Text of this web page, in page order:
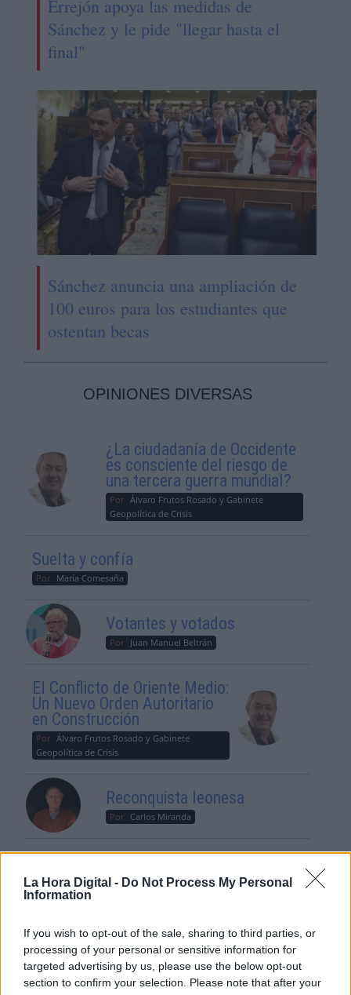
La Hora Digital - Do Not Process My Personal
Information
If you wish to opt-out of the sale, sharing to third parties, or
processing of your personal or sensitive information for
targeted advertising by us, please use the below opt-out
section to confirm your selection. Please note that after your
Errejón apoya las medidas de
Sánchez y le pide "llegar hasta el
final"
Sánchez anuncia una ampliación de
100 euros para los estudiantes que
ostentan becas
OPINIONES DIVERSAS
¿La ciudadanía de Occidente
es consciente del riesgo de
una tercera guerra mundial?
Por Álvaro Frutos Rosado y Gabinete
Geopolítica de Crisis
Suelta y confía
Por María Comesaña
Votantes y votados
Por Juan Manuel Beltrán
El Conflicto de Oriente Medio:
Un Nuevo Orden Autoritario
en Construcción
Por Álvaro Frutos Rosado y Gabinete
Geopolítica de Crisis
Reconquista leonesa
Por Carlos Miranda
mi pesadilla
Por María Pérez Herrero
NOTICIAS MAS VISTAS